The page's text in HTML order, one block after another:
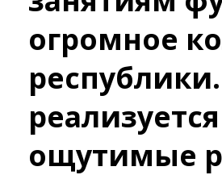
огромное
ощутимые